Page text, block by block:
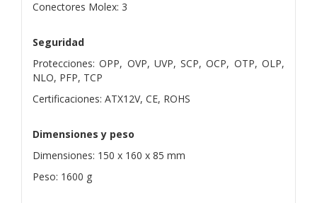
Conectores Molex: 3
Seguridad
Protecciones: OPP, OVP, UVP, SCP, OCP, OTP, OLP,
NLO, PFP, TCP
Certificaciones: ATX12V, CE, ROHS
Dimensiones y peso
Dimensiones: 150 x 160 x 85 mm
Peso: 1600 g